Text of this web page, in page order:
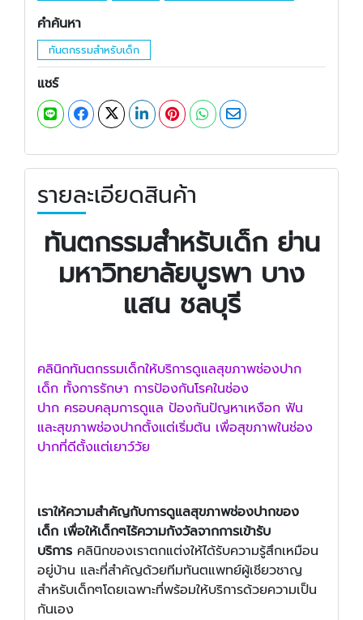
คำค้นหา
ทันตกรรมสำหรับเด็ก
แชร์
รายละเอียดสินค้า
ทันตกรรมสำหรับเด็ก ย่าน
มหาวิทยาลัยบูรพา บาง
แสน ชลบุรี
คลินิกทันตกรรมเด็กให้บริการดูแลสุขภาพช่องปาก
เด็ก ทั้งการรักษา การป้องกันโรคในช่อง
ปาก ครอบคลุมการดูแล ป้องกันปัญหาเหงือก ฟัน
และสุขภาพช่องปากตั้งแต่เริ่มต้น เพื่อสุขภาพในช่อง
ปากที่ดีตั้งแต่เยาว์วัย
เราให้ความสำคัญกับการดูแลสุขภาพช่องปากของ
เด็ก เพื่อให้เด็กๆไร้ความกังวัลจากการเข้ารับ
บริการ คลินิกของเราตกแต่งให้ได้รับความรู้สึกเหมือน
อยู่บ้าน และที่สำคัญด้วยทีมทันตแพทย์ผู้เชียวชาญ
สำหรับเด็กๆโดยเฉพาะที่พร้อมให้บริการด้วยความเป็น
กันเอง